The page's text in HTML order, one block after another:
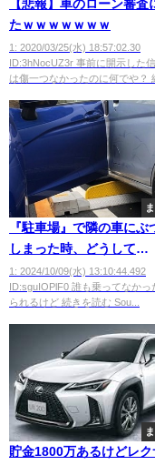
【悲報】車のローン審査
たｗｗｗｗｗｗｗ
1: 2020/03/25(水) 18:57:02.30
ID:3hNocUZ3r 事前に開示した
は傷一つなかったのに何でや？
『駐車場』で隣の車にぶ
しまった時、どうして
る？？？？？
1: 2024/10/09(水) 13:10:44.492
ID:sguIOPlF0 誰も乗ってなかっ
られるけど 続きを読む Sou...
貯金1800万あるけどレク